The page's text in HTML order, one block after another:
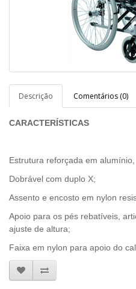
Descrição Comentários (0)
CARACTERÍSTICAS
Estrutura reforçada em alumínio,
Dobrável com duplo X;
Assento e encosto em nylon
Apoio para os pés rebatíveis,
ajuste de altura;
Faixa em nylon para apoio do